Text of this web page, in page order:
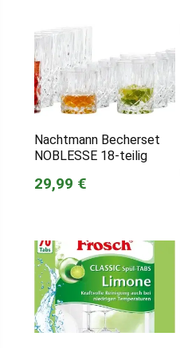
Nachtmann Becherset
NOBLESSE 18-teilig
29,99 €